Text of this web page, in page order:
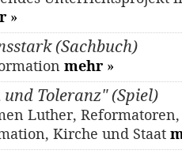
»
(Sachbuch)
mehr »
Toleranz" (Spiel)
Luther,
Kirche und Staat